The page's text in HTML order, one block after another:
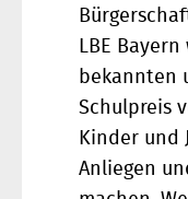
LBE
bekannten
Schulpreis
Kinder und
Anliegen